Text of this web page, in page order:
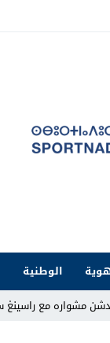
الوطنية
مشواره مع